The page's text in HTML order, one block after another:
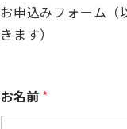
お申込みフォーム（
きます）
お名前 *